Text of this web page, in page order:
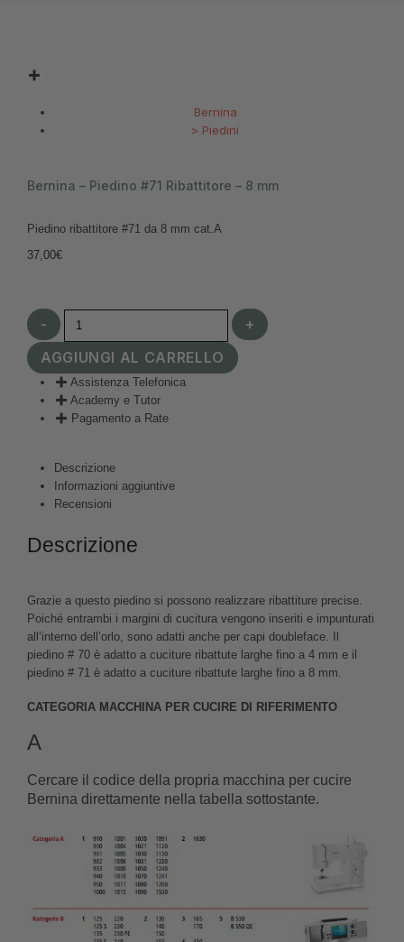
Bernina
> Piedini
Bernina – Piedino #71 Ribattitore – 8 mm
Piedino ribattitore #71 da 8 mm cat.A
37,00€
-
+
AGGIUNGI AL CARRELLO
Assistenza Telefonica
Academy e Tutor
Pagamento a Rate
Descrizione
Informazioni aggiuntive
Recensioni
Descrizione
Grazie a questo piedino si possono realizzare ribattiture precise.
Poiché entrambi i margini di cucitura vengono inseriti e impunturati
all‘interno dell‘orlo, sono adatti anche per capi doubleface. Il
piedino # 70 è adatto a cuciture ribattute larghe fino a 4 mm e il
piedino # 71 è adatto a cuciture ribattute larghe fino a 8 mm.
CATEGORIA MACCHINA PER CUCIRE DI RIFERIMENTO
A
Cercare il codice della propria macchina per cucire
Bernina direttamente nella tabella sottostante.